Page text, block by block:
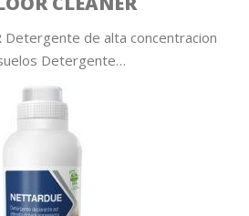
Detergente de alta concentracion
Detergente…